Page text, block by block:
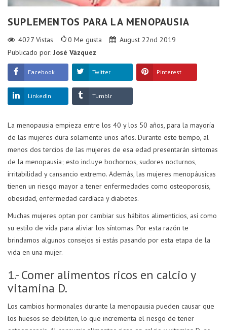
SUPLEMENTOS PARA LA MENOPAUSIA
4027 Vistas 0 Me gusta
August 22nd 2019
Publicado por: José Vázquez
Facebook Twitter Pinterest
LinkedIn Tumblr
La menopausia empieza entre los 40 y los 50 años, para la mayoría
de las mujeres dura solamente unos años. Durante este tiempo, al
menos dos tercios de las mujeres de esa edad presentarán síntomas
de la menopausia; esto incluye bochornos, sudores nocturnos,
irritabilidad y cansancio extremo. Además, las mujeres menopáusicas
tienen un riesgo mayor a tener enfermedades como osteoporosis,
obesidad, enfermedad cardíaca y diabetes.
Muchas mujeres optan por cambiar sus hábitos alimenticios, así como
su estilo de vida para aliviar los síntomas. Por esta razón te
brindamos algunos consejos si estás pasando por esta etapa de la
vida en una mujer.
1.- Comer alimentos ricos en calcio y
vitamina D.
Los cambios hormonales durante la menopausia pueden causar que
los huesos se debiliten, lo que incrementa el riesgo de tener